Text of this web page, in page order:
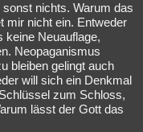
nichts. Warum das
mir nicht ein. Entweder
keine Neuauflage,
Neopaganismus
bleiben gelingt auch
will sich ein Denkmal
zum Schloss,
lässt der Gott das